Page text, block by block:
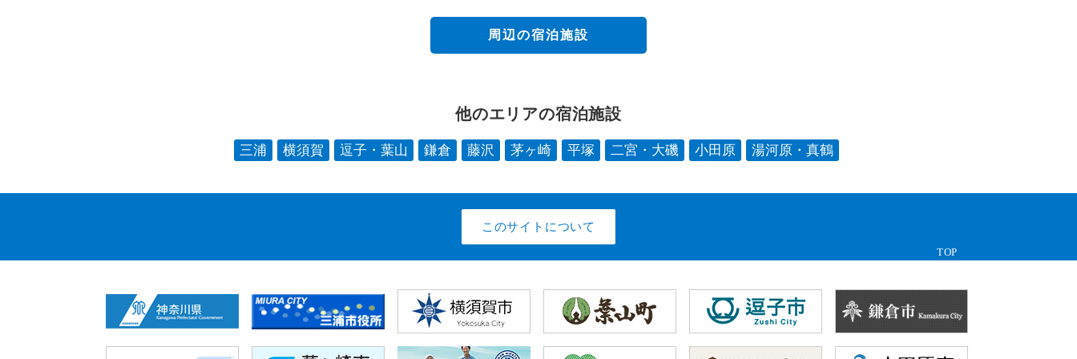
周辺の宿泊施設
他のエリアの宿泊施設
三浦 横須賀 逗子・葉山 鎌倉 藤沢 茅ヶ崎 平塚 二宮・大磯 小田原 湯河原・真鶴
このサイトについて
TOP